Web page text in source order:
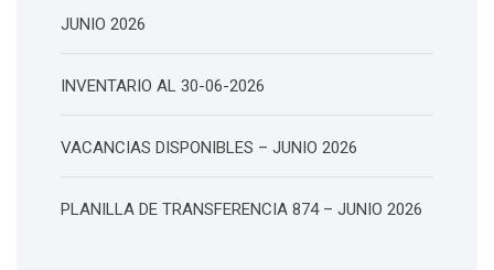
JUNIO 2026
INVENTARIO AL 30-06-2026
VACANCIAS DISPONIBLES – JUNIO 2026
PLANILLA DE TRANSFERENCIA 874 – JUNIO 2026